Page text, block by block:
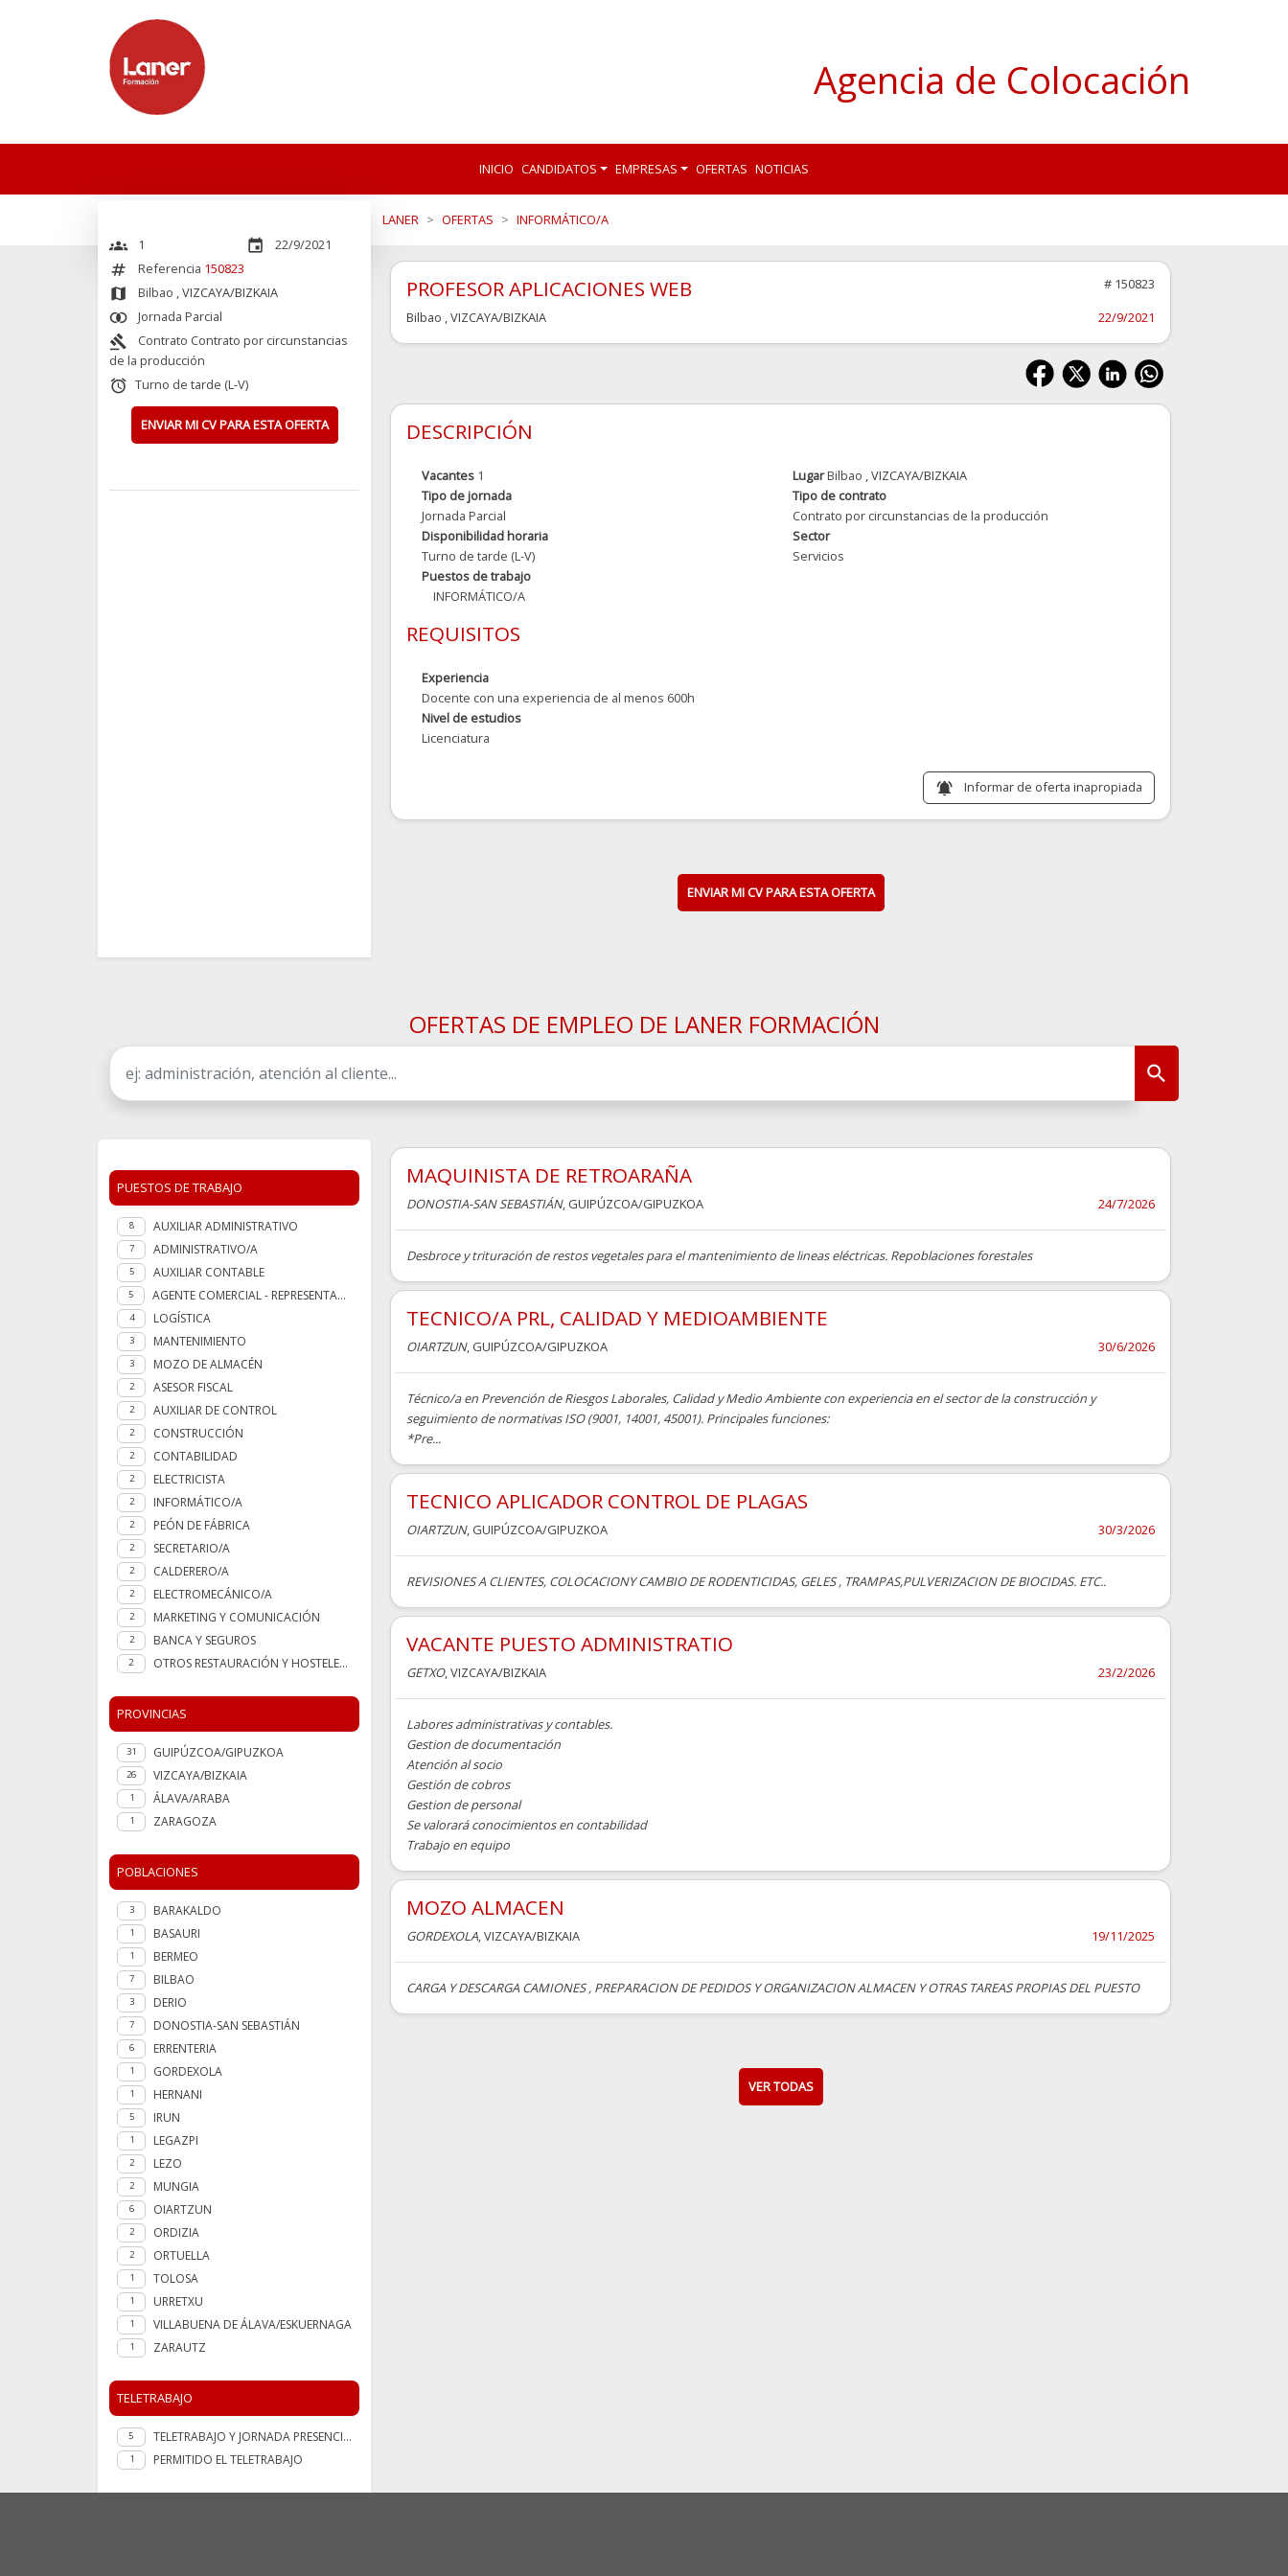
Agencia de Colocación
INICIO CANDIDATOS EMPRESAS OFERTAS NOTICIAS
LANER OFERTAS INFORMÁTICO/A
groups 1 event 22/9/2021
numbers Referencia 150823
map Bilbao , VIZCAYA/BIZKAIA
join_inner Jornada Parcial
gavel
Contrato Contrato por circunstancias
de la producción
alarm Turno de tarde (L-V)
ENVIAR MI CV PARA ESTA OFERTA
PROFESOR APLICACIONES WEB
# 150823
Bilbao , VIZCAYA/BIZKAIA 22/9/2021
DESCRIPCIÓN
Vacantes 1 LugarBilbao , VIZCAYA/BIZKAIA
Tipo de jornada
Jornada Parcial
Tipo de contrato
Contrato por circunstancias de la producción
Disponibilidad horaria
Turno de tarde (L-V)
Sector
Servicios
Puestos de trabajo
INFORMÁTICO/A
REQUISITOS
Experiencia
Docente con una experiencia de al menos 600h
Nivel de estudios
Licenciatura
notifications_active Informar de oferta inapropiada
ENVIAR MI CV PARA ESTA OFERTA
OFERTAS DE EMPLEO DE LANER FORMACIÓN
PUESTOS DE TRABAJO
8 AUXILIAR ADMINISTRATIVO
7 ADMINISTRATIVO/A
5 AUXILIAR CONTABLE
5 AGENTE COMERCIAL - REPRESENTANTE
4 LOGÍSTICA
3 MANTENIMIENTO
3 MOZO DE ALMACÉN
2 ASESOR FISCAL
2 AUXILIAR DE CONTROL
2 CONSTRUCCIÓN
2 CONTABILIDAD
2 ELECTRICISTA
2 INFORMÁTICO/A
2 PEÓN DE FÁBRICA
2 SECRETARIO/A
2 CALDERERO/A
2 ELECTROMECÁNICO/A
2 MARKETING Y COMUNICACIÓN
2 BANCA Y SEGUROS
2 OTROS RESTAURACIÓN Y HOSTELERÍA
PROVINCIAS
31 GUIPÚZCOA/GIPUZKOA
26 VIZCAYA/BIZKAIA
1 ÁLAVA/ARABA
1 ZARAGOZA
POBLACIONES
3 BARAKALDO
1 BASAURI
1 BERMEO
7 BILBAO
3 DERIO
7 DONOSTIA-SAN SEBASTIÁN
6 ERRENTERIA
1 GORDEXOLA
1 HERNANI
5 IRUN
1 LEGAZPI
2 LEZO
2 MUNGIA
6 OIARTZUN
2 ORDIZIA
2 ORTUELLA
1 TOLOSA
1 URRETXU
1 VILLABUENA DE ÁLAVA/ESKUERNAGA
1 ZARAUTZ
TELETRABAJO
5 TELETRABAJO Y JORNADA PRESENCIAL
1 PERMITIDO EL TELETRABAJO
MAQUINISTA DE RETROARAÑA
DONOSTIA-SAN SEBASTIÁN, GUIPÚZCOA/GIPUZKOA 24/7/2026
Desbroce y trituración de restos vegetales para el mantenimiento de lineas eléctricas. Repoblaciones forestales
TECNICO/A PRL, CALIDAD Y MEDIOAMBIENTE
OIARTZUN, GUIPÚZCOA/GIPUZKOA 30/6/2026
Técnico/a en Prevención de Riesgos Laborales, Calidad y Medio Ambiente con experiencia en el sector de la construcción y
seguimiento de normativas ISO (9001, 14001, 45001). Principales funciones:
*Pre...
TECNICO APLICADOR CONTROL DE PLAGAS
OIARTZUN, GUIPÚZCOA/GIPUZKOA 30/3/2026
REVISIONES A CLIENTES, COLOCACIONY CAMBIO DE RODENTICIDAS, GELES , TRAMPAS,PULVERIZACION DE BIOCIDAS. ETC..
VACANTE PUESTO ADMINISTRATIO
GETXO, VIZCAYA/BIZKAIA 23/2/2026
Labores administrativas y contables.
Gestion de documentación
Atención al socio
Gestión de cobros
Gestion de personal
Se valorará conocimientos en contabilidad
Trabajo en equipo
MOZO ALMACEN
GORDEXOLA, VIZCAYA/BIZKAIA 19/11/2025
CARGA Y DESCARGA CAMIONES , PREPARACION DE PEDIDOS Y ORGANIZACION ALMACEN Y OTRAS TAREAS PROPIAS DEL PUESTO
VER TODAS